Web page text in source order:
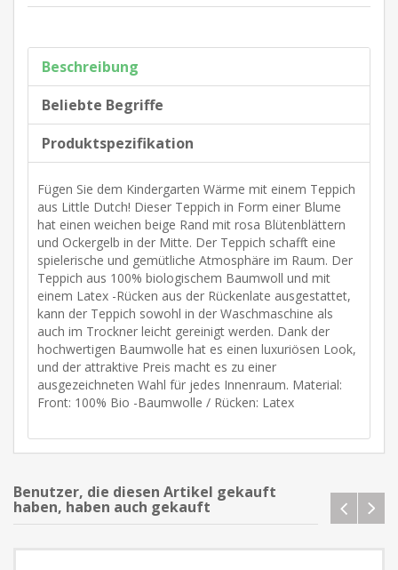
Beschreibung
Beliebte Begriffe
Produktspezifikation
Fügen Sie dem Kindergarten Wärme mit einem Teppich
aus Little Dutch! Dieser Teppich in Form einer Blume
hat einen weichen beige Rand mit rosa Blütenblättern
und Ockergelb in der Mitte. Der Teppich schafft eine
spielerische und gemütliche Atmosphäre im Raum. Der
Teppich aus 100% biologischem Baumwoll und mit
einem Latex -Rücken aus der Rückenlate ausgestattet,
kann der Teppich sowohl in der Waschmaschine als
auch im Trockner leicht gereinigt werden. Dank der
hochwertigen Baumwolle hat es einen luxuriösen Look,
und der attraktive Preis macht es zu einer
ausgezeichneten Wahl für jedes Innenraum. Material:
Front: 100% Bio -Baumwolle / Rücken: Latex
Benutzer, die diesen Artikel gekauft
haben, haben auch gekauft